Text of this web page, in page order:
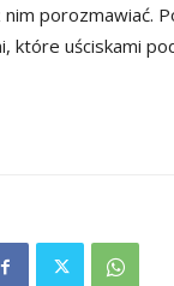
porozmawiać.
które uściskami